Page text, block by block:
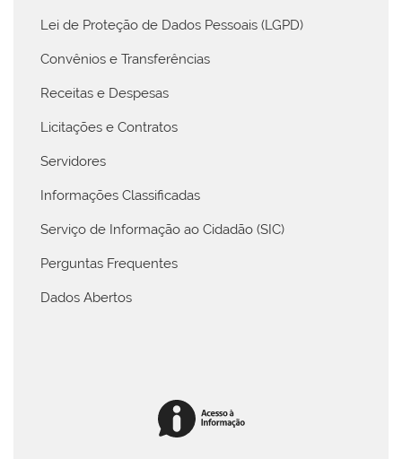
Lei de Proteção de Dados Pessoais (LGPD)
Convênios e Transferências
Receitas e Despesas
Licitações e Contratos
Servidores
Informações Classificadas
Serviço de Informação ao Cidadão (SIC)
Perguntas Frequentes
Dados Abertos